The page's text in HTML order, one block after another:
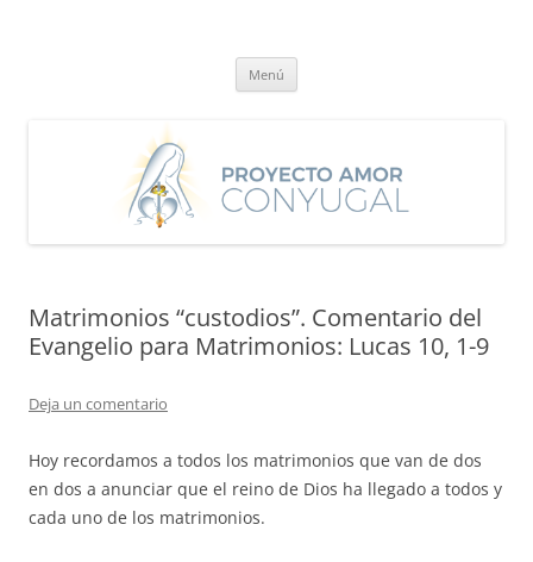
Menú
Matrimonios “custodios”. Comentario del
Evangelio para Matrimonios: Lucas 10, 1-9
Deja un comentario
Hoy recordamos a todos los matrimonios que van de dos
en dos a anunciar que el reino de Dios ha llegado a todos y
cada uno de los matrimonios.